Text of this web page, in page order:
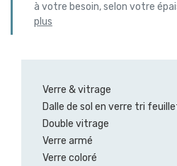
à votre besoin, selon votre
plus
Verre & vitrage
Dalle de sol en verre tri
Double vitrage
Verre armé
Verre coloré